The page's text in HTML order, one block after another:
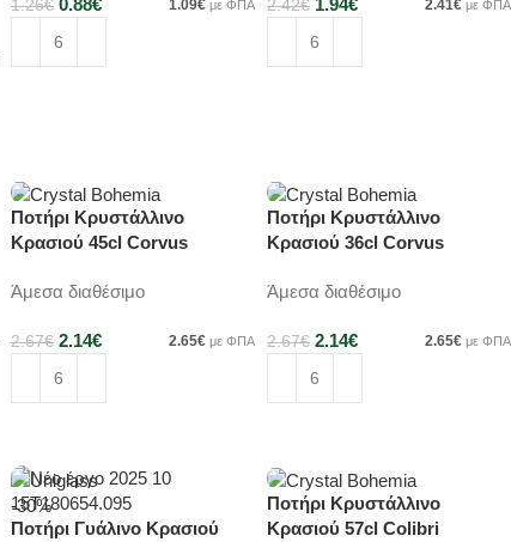
1.26€ 0.88€ 1.09€ με ΦΠΑ 2.42€ 1.94€ 2.41€ με ΦΠΑ
-20%
Ποτήρι Κρυστάλλινο
Κρασιού 45cl Corvus
Άμεσα διαθέσιμο
2.67€ 2.14€ 2.65€ με ΦΠΑ
-20%
Ποτήρι Κρυστάλλινο
Κρασιού 36cl Corvus
Άμεσα διαθέσιμο
2.67€ 2.14€ 2.65€ με ΦΠΑ
-30%
Ποτήρι Γυάλινο Κρασιού
-20%
Ποτήρι Κρυστάλλινο
Κρασιού 57cl Colibri